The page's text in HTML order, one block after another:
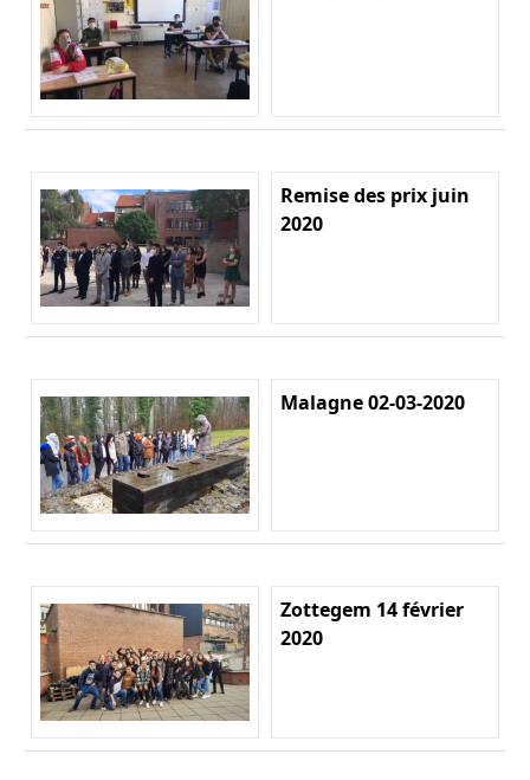
Remise des prix juin
2020
Malagne 02-03-2020
Zottegem 14 février
2020